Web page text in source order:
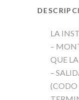
LA
–
QUE
–
(CODO